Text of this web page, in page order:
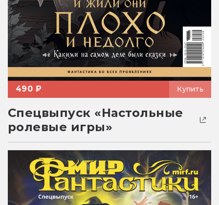
490 ₽ Купить
Спецвыпуск «Настольные
ролевые игры»